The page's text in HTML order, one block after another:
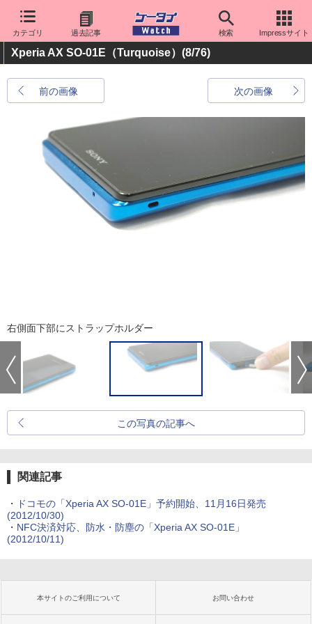
カテゴリ 過去記事 検索 Impressサイト
Xperia AX SO-01E（Turquoise） (8/76)
前の画像 次の画像
右側面下部にストラップホルダー
この写真の記事へ
関連記事
・
ドコモの「Xperia AX SO-01E」予約開始、11月16日発売
(2012/10/30)
・ NFC決済対応、防水・防塵の「Xperia AX SO-01E」
(2012/10/11)
本サイトのご利用について お問い合わせ